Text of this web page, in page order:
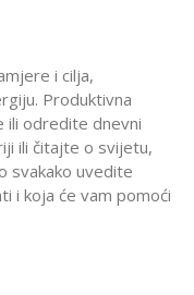
i cilja,
Produktivna
ili odredite dnevni
ili čitajte o svijetu,
svakako uvedite
i koja će vam pomoći